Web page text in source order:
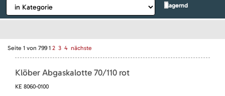
lagernd
Seite 1 von 799 1 2 3 4 nächste
Klöber Abgaskalotte 70/110 rot
KE 8060-0100